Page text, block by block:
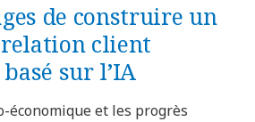
de construire un
client
sur l’IA
économique et les progrès